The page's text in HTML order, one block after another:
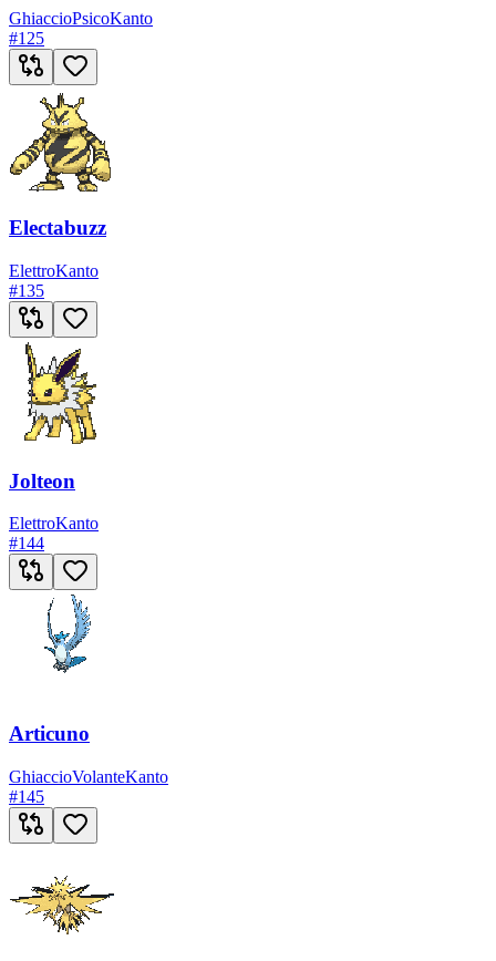
GhiaccioPsicoKanto
#125
Electabuzz
ElettroKanto
#135
Jolteon
ElettroKanto
#144
Articuno
GhiaccioVolanteKanto
#145